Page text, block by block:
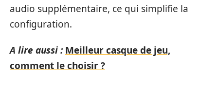
audio supplémentaire, ce qui simplifie la
configuration.
A lire aussi : Meilleur casque de jeu,
comment le choisir ?